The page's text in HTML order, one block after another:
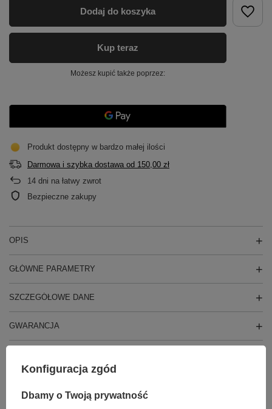
Dodaj do koszyka
Kup teraz
Możesz kupić także poprzez:
Produkt dostępny w bardzo małej ilości
Darmowa i szybka dostawa od 150,00 zł
14 dni na łatwy zwrot
Bezpieczne zakupy
OPIS
GŁÓWNE PARAMETRY
SZCZEGÓŁOWE DANE
GWARANCJA
Potrzebujesz pomocy? Masz pytania?
Konfiguracja zgód
Dbamy o Twoją prywatność